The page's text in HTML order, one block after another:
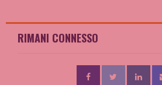
RIMANI CONNESSO